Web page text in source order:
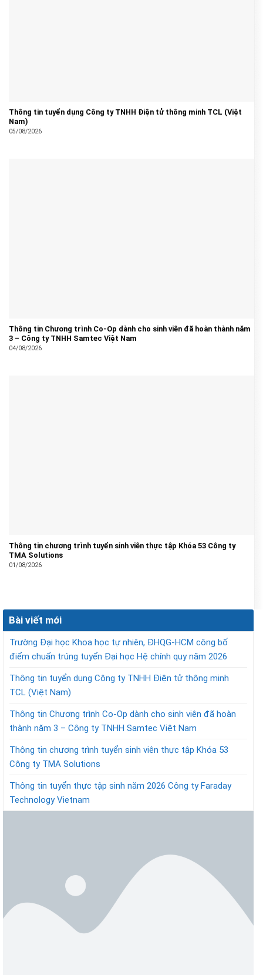
Thông tin tuyển dụng Công ty TNHH Điện tử thông minh TCL (Việt
Nam)
05/08/2026
Thông tin Chương trình Co-Op dành cho sinh viên đã hoàn thành năm
3 – Công ty TNHH Samtec Việt Nam
04/08/2026
Thông tin chương trình tuyển sinh viên thực tập Khóa 53 Công ty
TMA Solutions
01/08/2026
Bài viết mới
Trường Đại học Khoa học tự nhiên, ĐHQG-HCM công bố
điểm chuẩn trúng tuyển Đại học Hệ chính quy năm 2026
Thông tin tuyển dụng Công ty TNHH Điện tử thông minh
TCL (Việt Nam)
Thông tin Chương trình Co-Op dành cho sinh viên đã hoàn
thành năm 3 – Công ty TNHH Samtec Việt Nam
Thông tin chương trình tuyển sinh viên thực tập Khóa 53
Công ty TMA Solutions
Thông tin tuyển thực tập sinh năm 2026 Công ty Faraday
Technology Vietnam